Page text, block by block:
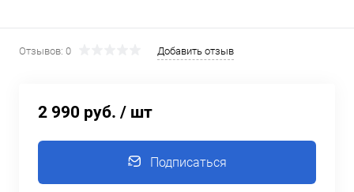
Отзывов: 0 Добавить отзыв
2 990 руб. / шт
Подписаться